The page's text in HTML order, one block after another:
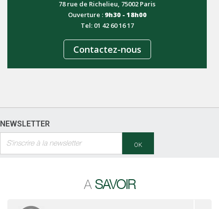
78 rue de Richelieu, 75002 Paris
Ouverture : 9h30 - 18h00
Tel: 01 42 60 16 17
Contactez-nous
NEWSLETTER
OK
A SAVOIR